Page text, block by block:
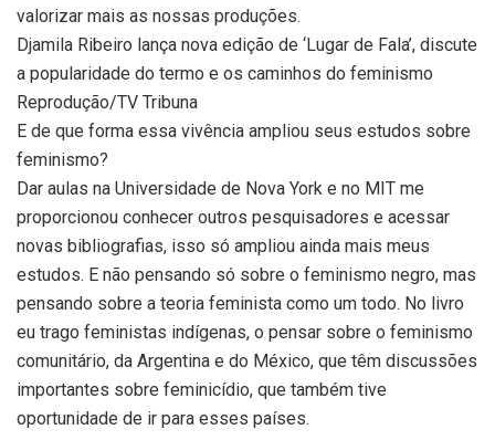
valorizar mais as nossas produções.
Djamila Ribeiro lança nova edição de ‘Lugar de Fala’, discute
a popularidade do termo e os caminhos do feminismo
Reprodução/TV Tribuna
E de que forma essa vivência ampliou seus estudos sobre
feminismo?
Dar aulas na Universidade de Nova York e no MIT me
proporcionou conhecer outros pesquisadores e acessar
novas bibliografias, isso só ampliou ainda mais meus
estudos. E não pensando só sobre o feminismo negro, mas
pensando sobre a teoria feminista como um todo. No livro
eu trago feministas indígenas, o pensar sobre o feminismo
comunitário, da Argentina e do México, que têm discussões
importantes sobre feminicídio, que também tive
oportunidade de ir para esses países.